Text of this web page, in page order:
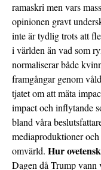
ramaskri men vars
opinionen gravt
inte är tydlig trots att
i världen än vad som
normaliserar både
framgångar genom
tjatet om att mäta
impact och inflytande
bland våra
mediaproduktioner
omvärld. Hur
Dagen då Trump